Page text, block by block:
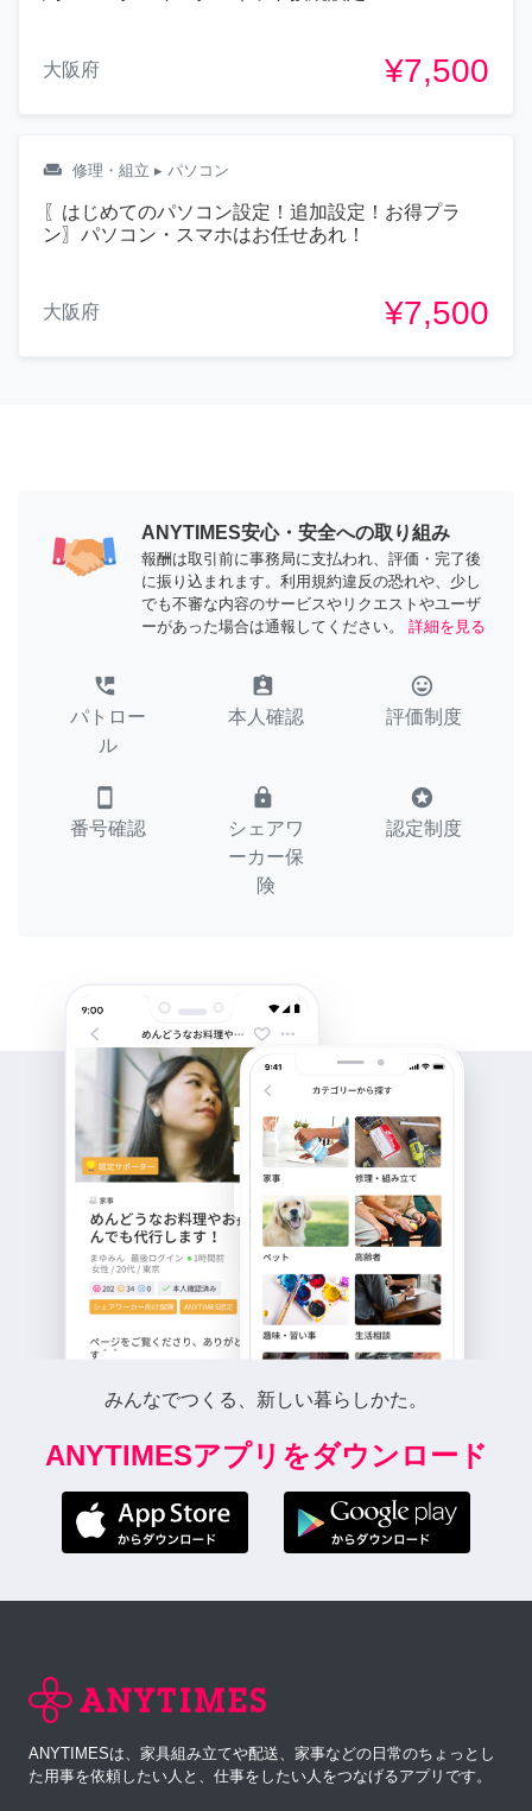
大阪府 ¥7,500
weekend 修理・組立 ▸ パソコン
〖はじめてのパソコン設定！追加設定！お得プラ
ン〗パソコン・スマホはお任せあれ！
大阪府 ¥7,500
ANYTIMES安心・安全への取り組み
報酬は取引前に事務局に支払われ、評価・完了後
に振り込まれます。利用規約違反の恐れや、少し
でも不審な内容のサービスやリクエストやユーザ
ーがあった場合は通報してください。
詳細を見る
perm_phone_msg
パトロー
ル
assignment_ind
本人確認
tag_faces
評価制度
smartphone
番号確認
lock
シェアワ
ーカー保
険
stars
認定制度
みんなでつくる、新しい暮らしかた。
ANYTIMESアプリをダウンロード
ANYTIMESは、家具組み立てや配送、家事などの日常のちょっとし
た用事を依頼したい人と、仕事をしたい人をつなげるアプリです。